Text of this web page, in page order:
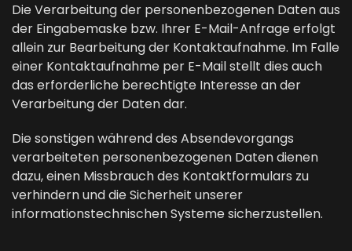
Die Verarbeitung der personenbezogenen Daten aus
der Eingabemaske bzw. Ihrer E-Mail-Anfrage erfolgt
allein zur Bearbeitung der Kontaktaufnahme. Im Falle
einer Kontaktaufnahme per E-Mail stellt dies auch
das erforderliche berechtigte Interesse an der
Verarbeitung der Daten dar.
Die sonstigen während des Absendevorgangs
verarbeiteten personenbezogenen Daten dienen
dazu, einen Missbrauch des Kontaktformulars zu
verhindern und die Sicherheit unserer
informationstechnischen Systeme sicherzustellen.